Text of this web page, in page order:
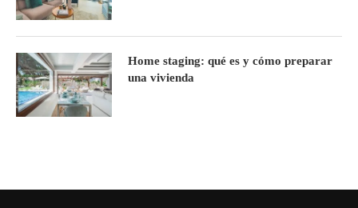
Home staging: qué es y cómo preparar
una vivienda